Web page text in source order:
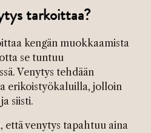
tarkoittaa?
kengän muokkaamista
se tuntuu
Venytys tehdään
erikoistyökaluilla, jolloin
siisti.
että venytys tapahtuu aina